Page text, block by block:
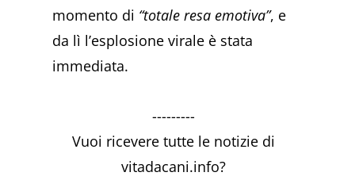
momento di “totale resa emotiva”, e
da lì l’esplosione virale è stata
immediata.
---------
Vuoi ricevere tutte le notizie di
vitadacani.info?